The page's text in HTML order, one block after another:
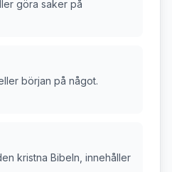
göra saker på
början på något.
kristna Bibeln, innehåller